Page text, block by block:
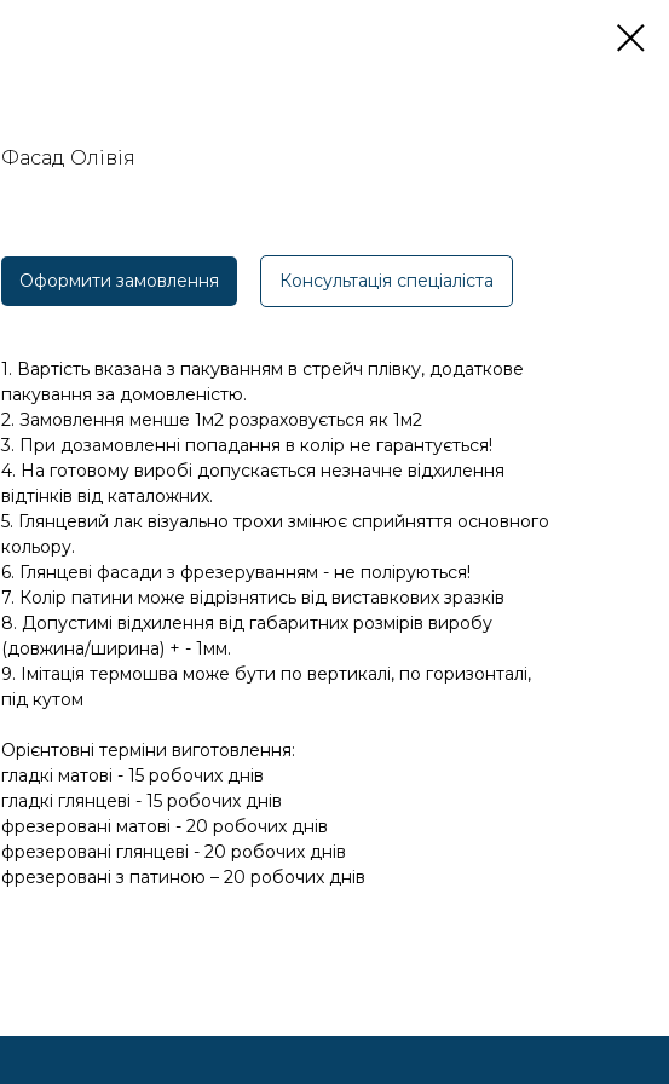
Фасад Олівія
Оформити замовлення Консультація спеціаліста
1. Вартість вказана з пакуванням в стрейч плівку, додаткове
пакування за домовленістю.
2. Замовлення менше 1м2 розраховується як 1м2
3. При дозамовленні попадання в колір не гарантується!
4. На готовому виробі допускається незначне відхилення
відтінків від каталожних.
5. Глянцевий лак візуально трохи змінює сприйняття основного
кольору.
6. Глянцеві фасади з фрезеруванням - не поліруються!
7. Колір патини може відрізнятись від виставкових зразків
8. Допустимі відхилення від габаритних розмірів виробу
(довжина/ширина) + - 1мм.
9. Імітація термошва може бути по вертикалі, по горизонталі,
під кутом
Орієнтовні терміни виготовлення:
гладкі матові - 15 робочих днів
гладкі глянцеві - 15 робочих днів
фрезеровані матові - 20 робочих днів
фрезеровані глянцеві - 20 робочих днів
фрезеровані з патиною – 20 робочих днів